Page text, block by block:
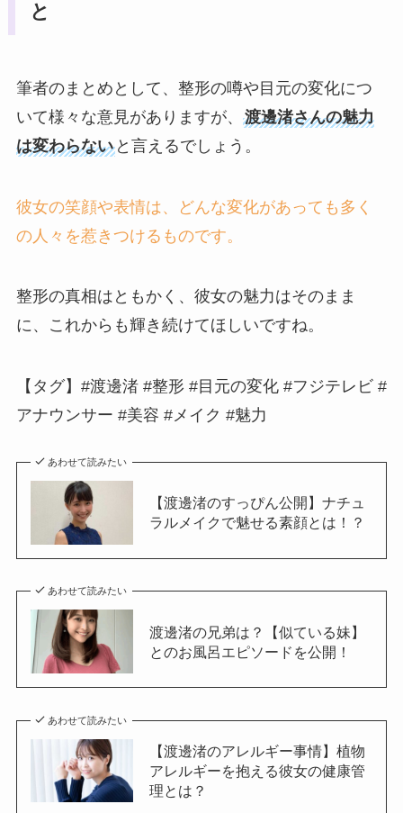
と
筆者のまとめとして、整形の噂や目元の変化につ
いて様々な意見がありますが、 渡邊渚さんの魅力
は変わらないと言えるでしょう。
彼女の笑顔や表情は、どんな変化があっても多く
の人々を惹きつけるものです。
整形の真相はともかく、彼女の魅力はそのまま
に、これからも輝き続けてほしいですね。
【タグ】#渡邊渚 #整形 #目元の変化 #フジテレビ #
アナウンサー #美容 #メイク #魅力
あわせて読みたい
【渡邊渚のすっぴん公開】ナチュ
ラルメイクで魅せる素顔とは！？
あわせて読みたい
渡邊渚の兄弟は？【似ている妹】
とのお風呂エピソードを公開！
あわせて読みたい
【渡邊渚のアレルギー事情】植物
アレルギーを抱える彼女の健康管
理とは？